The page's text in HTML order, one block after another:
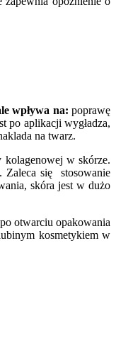
wpływa na: poprawę
po aplikacji wygładza,
na twarz.
kolagenowej w skórze.
Zaleca się stosowanie
skóra jest w dużo
otwarciu opakowania
kosmetykiem w